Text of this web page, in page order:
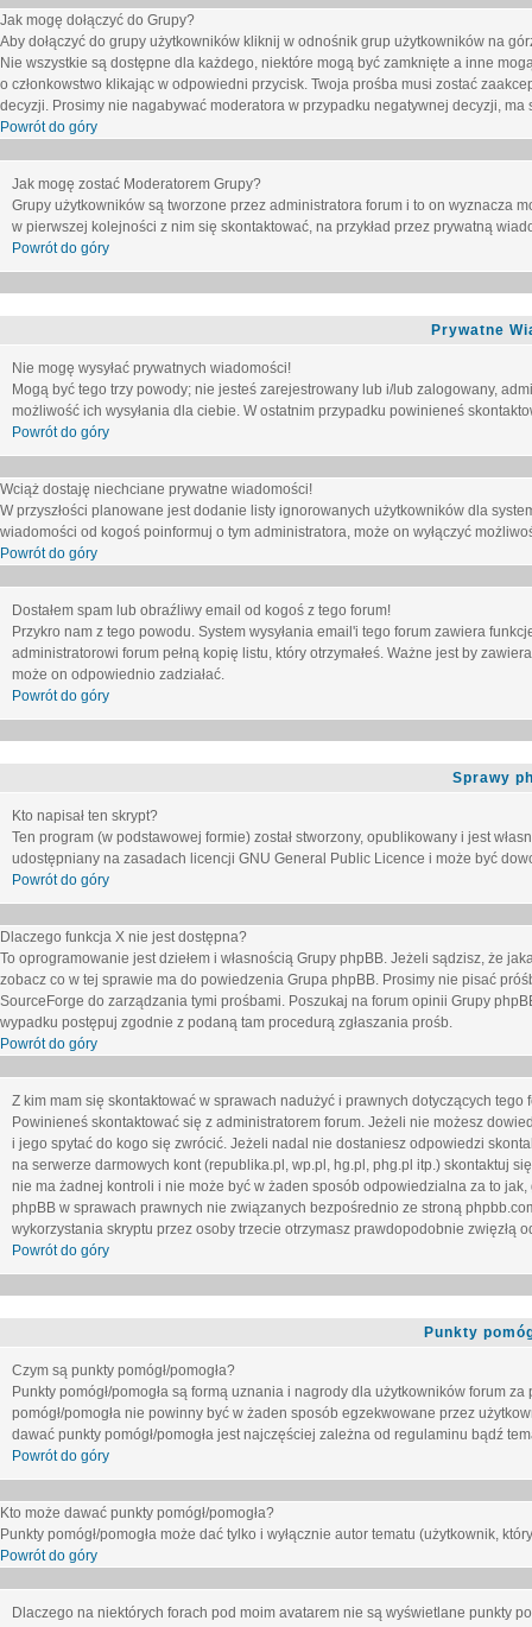
Jak mogę dołączyć do Grupy?
Aby dołączyć do grupy użytkowników kliknij w odnośnik grup użytkowników na
Nie wszystkie są dostępne dla każdego, niektóre mogą być zamknięte a inne
o członkowstwo klikając w odpowiedni przycisk. Twoja prośba musi zostać
decyzji. Prosimy nie nagabywać moderatora w przypadku negatywnej decyzji, ma
Powrót do góry
Jak mogę zostać Moderatorem Grupy?
Grupy użytkowników są tworzone przez administratora forum i to on wyznacza
w pierwszej kolejności z nim się skontaktować, na przykład przez prywatną
Powrót do góry
Prywatne
Nie mogę wysyłać prywatnych wiadomości!
Mogą być tego trzy powody; nie jesteś zarejestrowany lub i/lub zalogowany,
możliwość ich wysyłania dla ciebie. W ostatnim przypadku powinieneś
Powrót do góry
Wciąż dostaję niechciane prywatne wiadomości!
W przyszłości planowane jest dodanie listy ignorowanych użytkowników dla
wiadomości od kogoś poinformuj o tym administratora, może on wyłączyć
Powrót do góry
Dostałem spam lub obraźliwy email od kogoś z tego forum!
Przykro nam z tego powodu. System wysyłania email'i tego forum zawiera
administratorowi forum pełną kopię listu, który otrzymałeś. Ważne jest by
może on odpowiednio zadziałać.
Powrót do góry
Sprawy
Kto napisał ten skrypt?
Ten program (w podstawowej formie) został stworzony, opublikowany i jest
udostępniany na zasadach licencji GNU General Public Licence i może być
Powrót do góry
Dlaczego funkcja X nie jest dostępna?
To oprogramowanie jest dziełem i własnością Grupy phpBB. Jeżeli sądzisz, że
zobacz co w tej sprawie ma do powiedzenia Grupa phpBB. Prosimy nie pisać
SourceForge do zarządzania tymi prośbami. Poszukaj na forum opinii Grupy
wypadku postępuj zgodnie z podaną tam procedurą zgłaszania prośb.
Powrót do góry
Z kim mam się skontaktować w sprawach nadużyć i prawnych dotyczących tego
Powinieneś skontaktować się z administratorem forum. Jeżeli nie możesz
i jego spytać do kogo się zwrócić. Jeżeli nadal nie dostaniesz odpowiedzi
na serwerze darmowych kont (republika.pl, wp.pl, hg.pl, phg.pl itp.) skontaktuj
nie ma żadnej kontroli i nie może być w żaden sposób odpowiedzialna za to
phpBB w sprawach prawnych nie związanych bezpośrednio ze stroną
wykorzystania skryptu przez osoby trzecie otrzymasz prawdopodobnie zwięzłą
Powrót do góry
Punkty
Czym są punkty pomógł/pomogła?
Punkty pomógł/pomogła są formą uznania i nagrody dla użytkowników forum
pomógł/pomogła nie powinny być w żaden sposób egzekwowane przez
dawać punkty pomógł/pomogła jest najczęściej zależna od regulaminu bądź
Powrót do góry
Kto może dawać punkty pomógł/pomogła?
Punkty pomógł/pomogła może dać tylko i wyłącznie autor tematu (użytkownik,
Powrót do góry
Dlaczego na niektórych forach pod moim avatarem nie są wyświetlane punkty